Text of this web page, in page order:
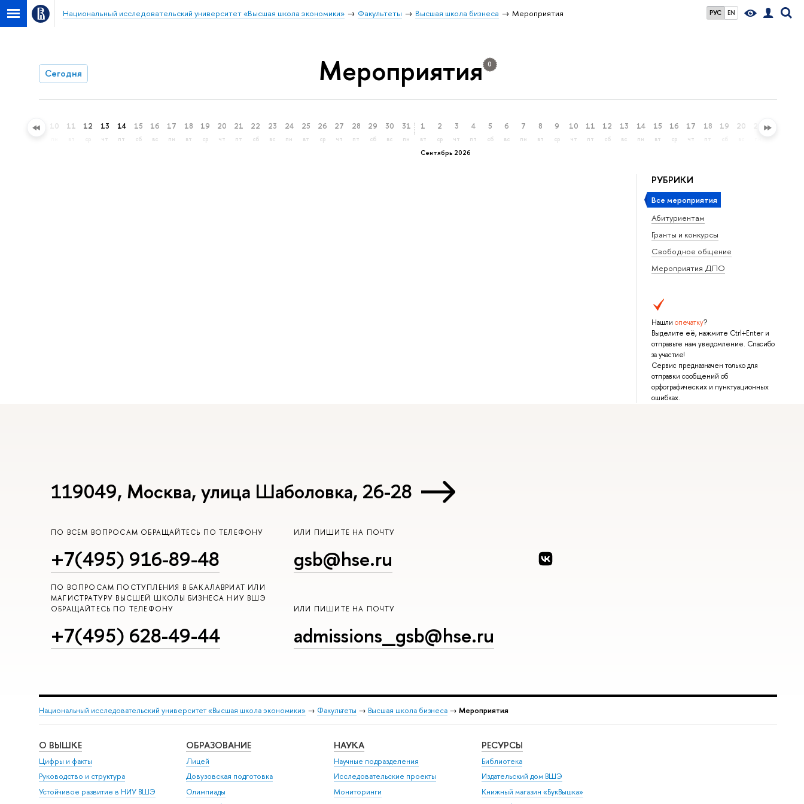
РУС EN
Национальный исследовательский университет «Высшая школа экономики» Факультеты Высшая школа бизнеса Мероприятия
Сегодня Мероприятия 0
9 10 11 12
ср
13
чт
14
пт
15
сб
16
вс
17
пн
18
вт
19
ср
20
чт
21
пт
22
сб
23
вс
24
пн
25
вт
26
ср
27
чт
28
пт
29
сб
30
вс
31
пн
Сентябрь 2026
1
вт
2
ср
3
чт
4
пт
5
сб
6
вс
7
пн
8
вт
9
ср
10
чт
11
пт
12
сб
13
вс
14
пн
15
вт
16
ср
17
чт
18
пт
19 20 22
РУБРИКИ
Все мероприятия
Абитуриентам
Гранты и конкурсы
Свободное общение
Мероприятия ДПО
Нашли опечатку?
Выделите её, нажмите Ctrl+Enter и
отправьте нам уведомление. Спасибо
за участие!
Сервис предназначен только для
отправки сообщений об
орфографических и пунктуационных
ошибках.
119049, Москва, улица Шаболовка, 26-28
ПО ВСЕМ ВОПРОСАМ ОБРАЩАЙТЕСЬ ПО ТЕЛЕФОНУ
+7(495) 916-89-48
ИЛИ ПИШИТЕ НА ПОЧТУ
gsb@hse.ru
ПО ВОПРОСАМ ПОСТУПЛЕНИЯ В БАКАЛАВРИАТ ИЛИ
МАГИСТРАТУРУ ВЫСШЕЙ ШКОЛЫ БИЗНЕСА НИУ ВШЭ
ОБРАЩАЙТЕСЬ ПО ТЕЛЕФОНУ
+7(495) 628-49-44
ИЛИ ПИШИТЕ НА ПОЧТУ
admissions_gsb@hse.ru
Национальный исследовательский университет «Высшая школа экономики» → Факультеты → Высшая школа бизнеса→ Мероприятия
О ВЫШКЕ
Цифры и факты
Руководство и структура
Устойчивое развитие в НИУ ВШЭ
ОБРАЗОВАНИЕ
Лицей
Довузовская подготовка
Олимпиады
НАУКА
Научные подразделения
Исследовательские проекты
Мониторинги
РЕСУРСЫ
Библиотека
Издательский дом ВШЭ
Книжный магазин «БукВышка»